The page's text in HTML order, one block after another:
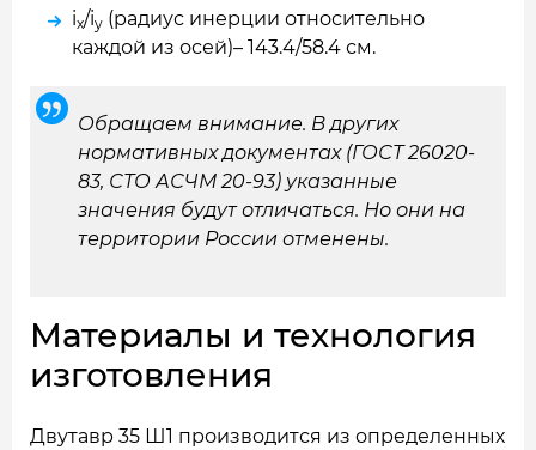
ix/iy (радиус инерции относительно
каждой из осей)– 143.4/58.4 см.
Обращаем внимание. В других
нормативных документах (ГОСТ 26020-
83, СТО АСЧМ 20-93) указанные
значения будут отличаться. Но они на
территории России отменены.
Материалы и технология
изготовления
Двутавр 35 Ш1 производится из определенных